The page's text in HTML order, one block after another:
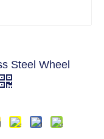
Steel Wheel